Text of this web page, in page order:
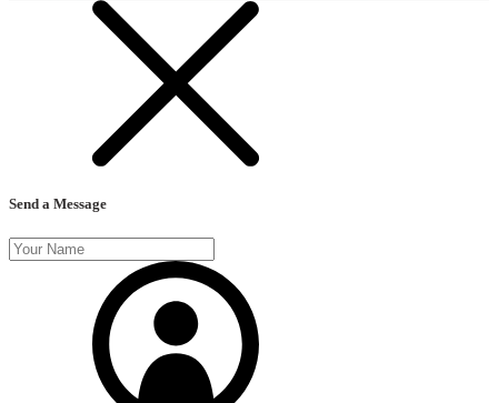
Send a Message